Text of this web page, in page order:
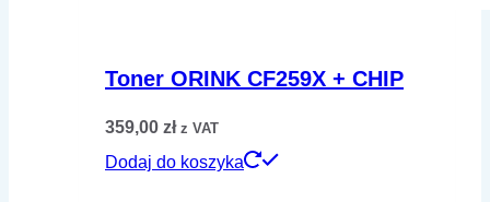
Toner ORINK CF259X + CHIP
359,00 zł z VAT
Dodaj do koszyka